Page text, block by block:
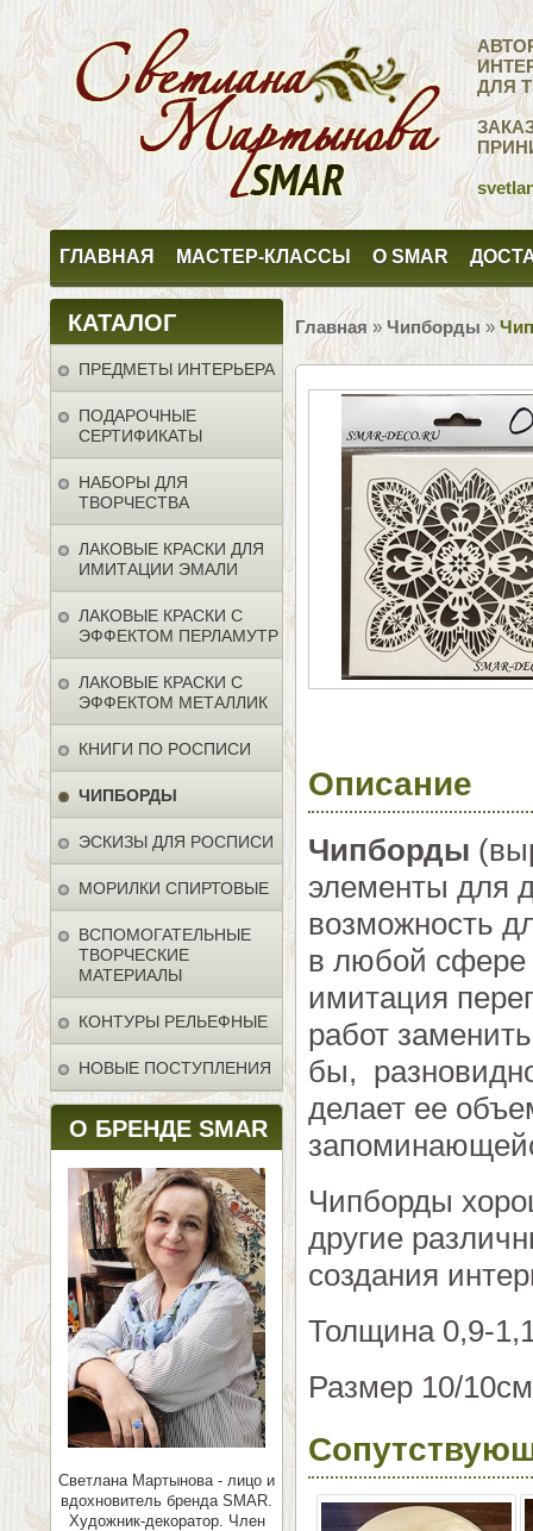
ДЛЯ
ГЛАВНАЯ МАСТЕР-КЛАССЫ О SMAR
КАТАЛОГ
ПРЕДМЕТЫ ИНТЕРЬЕРА
ПОДАРОЧНЫЕ
СЕРТИФИКАТЫ
НАБОРЫ ДЛЯ
ТВОРЧЕСТВА
ЛАКОВЫЕ КРАСКИ ДЛЯ
ИМИТАЦИИ ЭМАЛИ
ЛАКОВЫЕ КРАСКИ С
ЭФФЕКТОМ ПЕРЛАМУТР
ЛАКОВЫЕ КРАСКИ С
ЭФФЕКТОМ МЕТАЛЛИК
КНИГИ ПО РОСПИСИ
ЧИПБОРДЫ
ЭСКИЗЫ ДЛЯ РОСПИСИ
МОРИЛКИ СПИРТОВЫЕ
ВСПОМОГАТЕЛЬНЫЕ
ТВОРЧЕСКИЕ
МАТЕРИАЛЫ
КОНТУРЫ РЕЛЬЕФНЫЕ
НОВЫЕ ПОСТУПЛЕНИЯ
О БРЕНДЕ SMAR
Светлана Мартынова - лицо и
вдохновитель бренда SMAR.
Художник-декоратор. Член
Главная » Чипборды »
Описание
Чипборды
элементы для
возможность
в любой сфере
имитация
работ
бы,
делает ее
Чипборды
другие
создания
Толщина 0,9-
Размер 10/